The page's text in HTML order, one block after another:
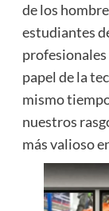
de los
estudiantes
papel de la
mismo
nuestros
más valioso